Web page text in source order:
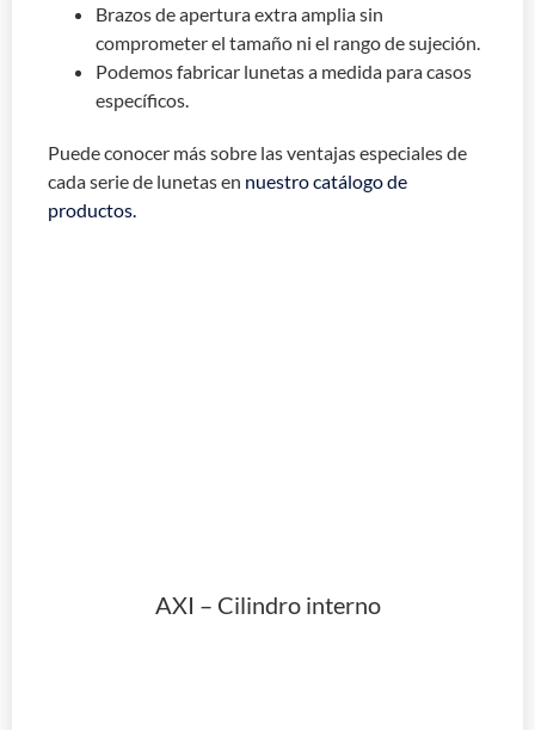
Brazos de apertura extra amplia sin
comprometer el tamaño ni el rango de sujeción.
Podemos fabricar lunetas a medida para casos
específicos.
Puede conocer más sobre las ventajas especiales de
cada serie de lunetas en nuestro catálogo de
productos.
AXI – Cilindro interno